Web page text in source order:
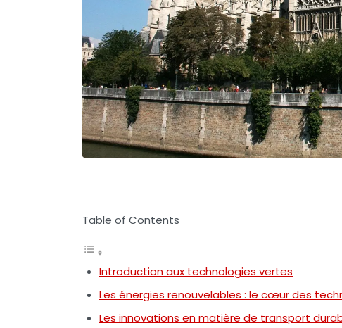
Table of Contents
Introduction aux technologies vertes
Les énergies renouvelables : le cœur des
Les innovations en matière de transport